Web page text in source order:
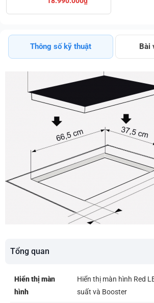
Báo Nhiệt Dư
Thông số kỹ thuật Bài
Tổng quan
Hiển thị màn
hình
Hiển thị màn hình Red
suất và Booster